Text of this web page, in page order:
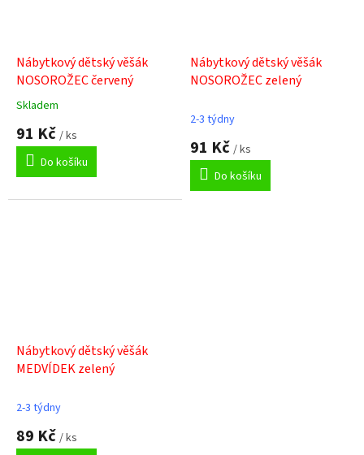
Nábytkový dětský věšák
NOSOROŽEC červený
Průměrné
hodnocení
produktu
5,0
5
Skladem
91 Kč / ks
Do košíku
Nábytkový dětský věšák
NOSOROŽEC zelený
2-3 týdny
91 Kč / ks
Do košíku
Nábytkový dětský věšák
MEDVÍDEK zelený
2-3 týdny
89 Kč / ks